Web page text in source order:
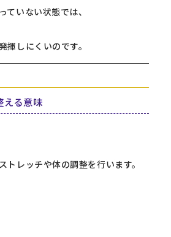
ていない状態では、
揮しにくいのです。
える意味
トレッチや体の調整を行います。